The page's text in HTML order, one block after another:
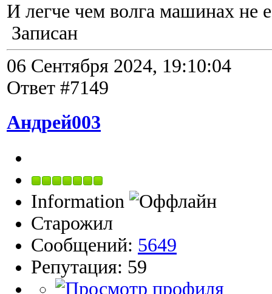
И легче чем волга машинах не
Записан
06 Сентября 2024, 19:10:04
Ответ #7149
Андрей003
Information
Старожил
Сообщений: 5649
Репутация: 59